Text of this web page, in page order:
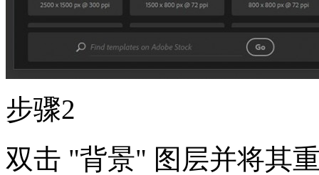
步骤2
双击 "背景" 图层并将其